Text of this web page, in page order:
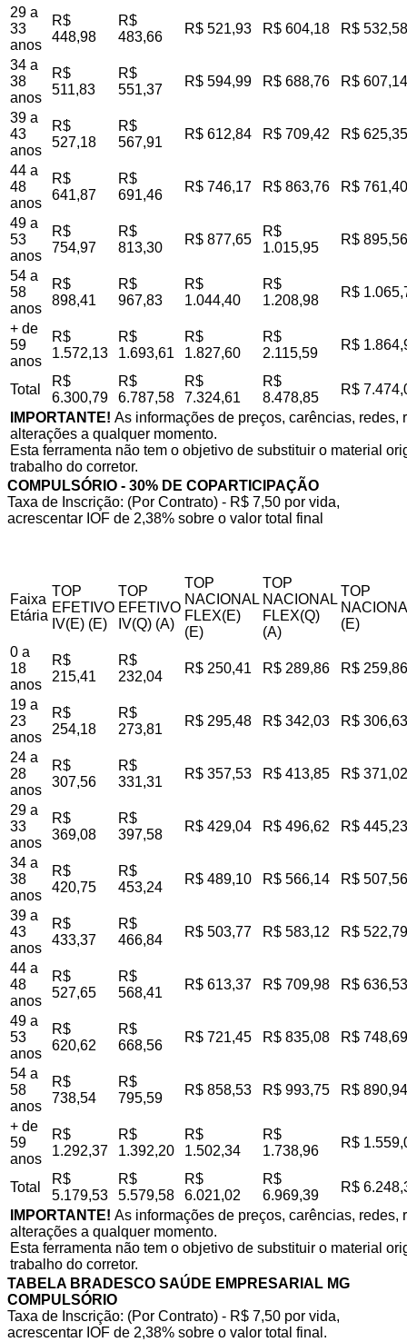
29 a
33
anos
R$
448,98
R$
483,66
R$ 521,93 R$ 604,18 R$ 532,58
34 a
38
anos
R$
511,83
R$
551,37
R$ 594,99 R$ 688,76 R$ 607,14
39 a
43
anos
R$
527,18
R$
567,91
R$ 612,84 R$ 709,42 R$ 625,35
44 a
48
anos
R$
641,87
R$
691,46
R$ 746,17 R$ 863,76 R$ 761,40
49 a
53
anos
R$
754,97
R$
813,30
R$ 877,65
R$
1.015,95
R$ 895,56
54 a
58
anos
R$
898,41
R$
967,83
R$
1.044,40
R$
1.208,98
R$
+ de
59
anos
R$
1.572,13
R$
1.693,61
R$
1.827,60
R$
2.115,59
R$
Total
R$
6.300,79
R$
6.787,58
R$
7.324,61
R$
8.478,85
R$
IMPORTANTE! As informações de preços, carências,
alterações a qualquer momento.
Esta ferramenta não tem o objetivo de substituir o material
trabalho do corretor.
COMPULSÓRIO - 30% DE COPARTICIPAÇÃO
Taxa de Inscrição: (Por Contrato) - R$ 7,50 por vida,
acrescentar IOF de 2,38% sobre o valor total final
Faixa
Etária
TOP
EFETIVO
IV(E) (E)
TOP
EFETIVO
IV(Q) (A)
TOP
NACIONAL
FLEX(E)
(E)
TOP
NACIONAL
FLEX(Q)
(A)
TOP
(E)
0 a
18
anos
R$
215,41
R$
232,04
R$ 250,41 R$ 289,86 R$ 259,86
19 a
23
anos
R$
254,18
R$
273,81
R$ 295,48 R$ 342,03 R$ 306,63
24 a
28
anos
R$
307,56
R$
331,31
R$ 357,53 R$ 413,85 R$ 371,02
29 a
33
anos
R$
369,08
R$
397,58
R$ 429,04 R$ 496,62 R$ 445,23
34 a
38
anos
R$
420,75
R$
453,24
R$ 489,10 R$ 566,14 R$ 507,56
39 a
43
anos
R$
433,37
R$
466,84
R$ 503,77 R$ 583,12 R$ 522,79
44 a
48
anos
R$
527,65
R$
568,41
R$ 613,37 R$ 709,98 R$ 636,53
49 a
53
anos
R$
620,62
R$
668,56
R$ 721,45 R$ 835,08 R$ 748,69
54 a
58
anos
R$
738,54
R$
795,59
R$ 858,53 R$ 993,75 R$ 890,94
+ de
59
anos
R$
1.292,37
R$
1.392,20
R$
1.502,34
R$
1.738,96
R$
Total
R$
5.179,53
R$
5.579,58
R$
6.021,02
R$
6.969,39
R$
IMPORTANTE! As informações de preços, carências,
alterações a qualquer momento.
Esta ferramenta não tem o objetivo de substituir o material
trabalho do corretor.
TABELA BRADESCO SAÚDE EMPRESARIAL MG
COMPULSÓRIO
Taxa de Inscrição: (Por Contrato) - R$ 7,50 por vida,
acrescentar IOF de 2,38% sobre o valor total final.